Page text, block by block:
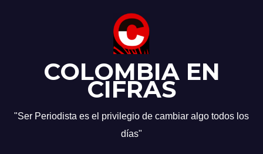
COLOMBIA EN
CIFRAS
"Ser Periodista es el privilegio de cambiar algo todos los
días"